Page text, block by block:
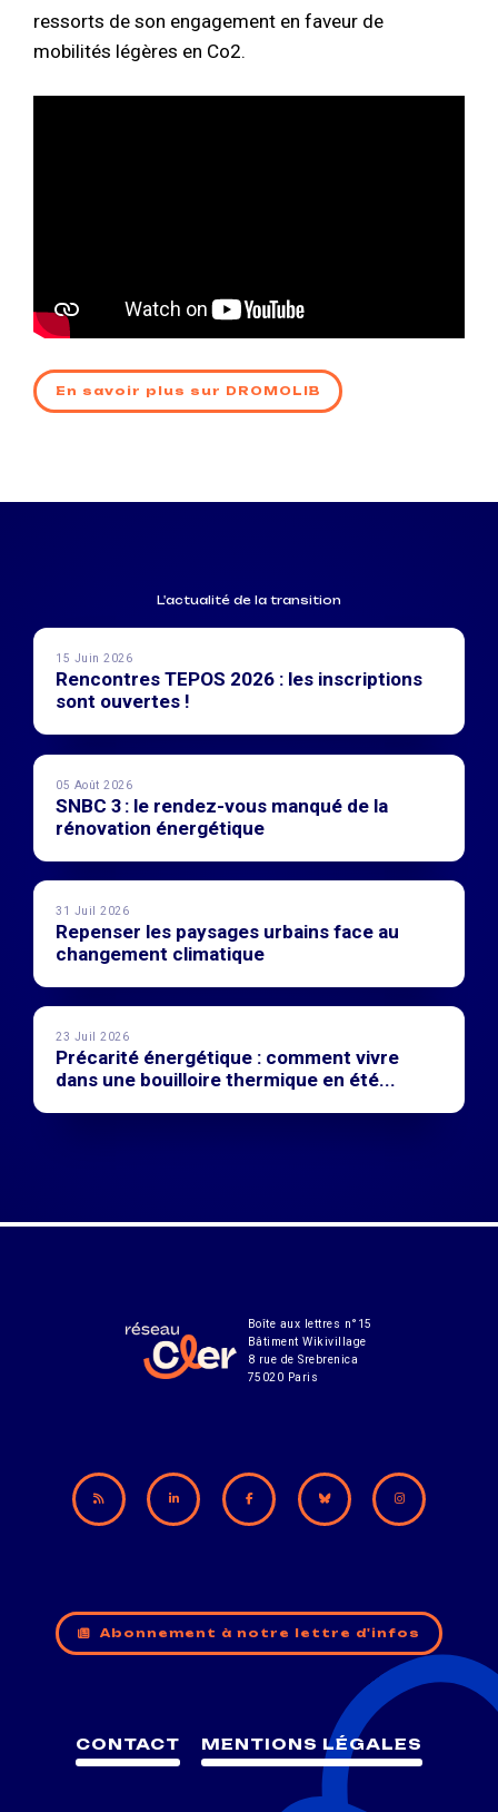
ressorts de son engagement en faveur de
mobilités légères en Co2.
En savoir plus sur DROMOLIB
L'actualité de la transition
15 Juin 2026
Rencontres TEPOS 2026 : les inscriptions
sont ouvertes !
05 Août 2026
SNBC 3 : le rendez-vous manqué de la
rénovation énergétique
31 Juil 2026
Repenser les paysages urbains face au
changement climatique
23 Juil 2026
Précarité énergétique : comment vivre
dans une bouilloire thermique en été...
Boîte aux lettres n°15
Bâtiment Wikivillage
8 rue de Srebrenica
75020 Paris
Abonnement à notre lettre d'infos
CONTACT MENTIONS LÉGALES